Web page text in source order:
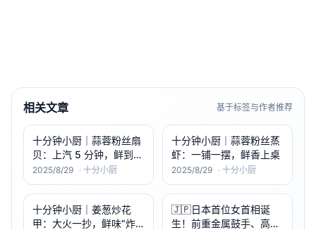
相关文章 基于标签与作者推荐
十分钟小厨｜蒜蓉粉丝扇
贝：上汽 5 分钟，鲜到抿
嘴笑
2025/8/29 · 十分小厨
十分钟小厨｜蒜蓉粉丝蒸
虾：一铺一摆，鲜香上桌
2025/8/29 · 十分小厨
十分钟小厨｜姜葱炒花
甲：大火一抄，鲜味“炸
🇯🇵日本首位女首相诞
生！前重金属鼓手、高举